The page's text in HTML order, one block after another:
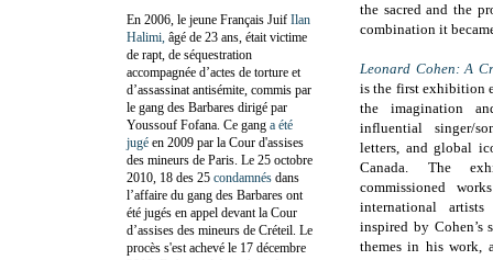
the sacred and the
combination it
Leonard Cohen: A
is the first exhibition
the imagination
influential singer/
letters, and global
Canada. The
commissioned
international
inspired by Cohen’s
themes in his work,
En 2006, le jeune Français Juif Ilan
Halimi, âgé de 23 ans, était victime
de rapt, de séquestration
accompagnée d’actes de torture et
d’assassinat antisémite, commis par
le gang des Barbares dirigé par
Youssouf Fofana. Ce gang a été
jugé en 2009 par la Cour d'assises
des mineurs de Paris. Le 25 octobre
2010, 18 des 25 condamnés dans
l’affaire du gang des Barbares ont
été jugés en appel devant la Cour
d’assises des mineurs de Créteil. Le
procès s'est achevé le 17 décembre